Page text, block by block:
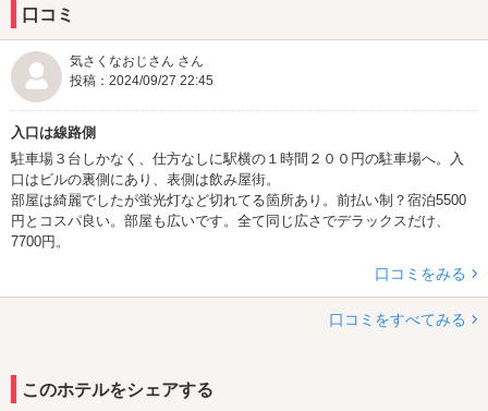
口コミ
気さくなおじさん さん
投稿：2024/09/27 22:45
入口は線路側
駐車場３台しかなく、仕方なしに駅横の１時間２００円の駐車場へ。入
口はビルの裏側にあり、表側は飲み屋街。
部屋は綺麗でしたが蛍光灯など切れてる箇所あり。前払い制？宿泊5500
円とコスパ良い。部屋も広いです。全て同じ広さでデラックスだけ、
7700円。
口コミをみる
口コミをすべてみる
このホテルをシェアする